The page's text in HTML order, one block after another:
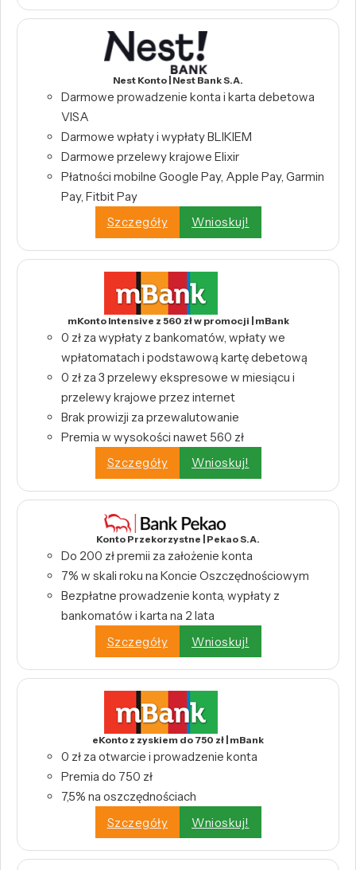
Nest Konto | Nest Bank S.A.
Darmowe prowadzenie konta i karta debetowa
VISA
Darmowe wpłaty i wypłaty BLIKIEM
Darmowe przelewy krajowe Elixir
Płatności mobilne Google Pay, Apple Pay, Garmin
Pay, Fitbit Pay
Szczegóły
Wnioskuj!
mKonto Intensive z 560 zł w promocji | mBank
0 zł za wypłaty z bankomatów, wpłaty we
wpłatomatach i podstawową kartę debetową
0 zł za 3 przelewy ekspresowe w miesiącu i
przelewy krajowe przez internet
Brak prowizji za przewalutowanie
Premia w wysokości nawet 560 zł
Szczegóły
Wnioskuj!
Konto Przekorzystne | Pekao S.A.
Do 200 zł premii za założenie konta
7% w skali roku na Koncie Oszczędnościowym
Bezpłatne prowadzenie konta, wypłaty z
bankomatów i karta na 2 lata
Szczegóły
Wnioskuj!
eKonto z zyskiem do 750 zł | mBank
0 zł za otwarcie i prowadzenie konta
Premia do 750 zł
7,5% na oszczędnościach
Szczegóły
Wnioskuj!